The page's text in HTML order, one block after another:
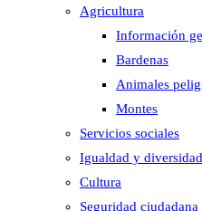
Agricultura
Información
Bardenas
Animales
Montes
Servicios sociales
Igualdad y diversidad
Cultura
Seguridad ciudadana